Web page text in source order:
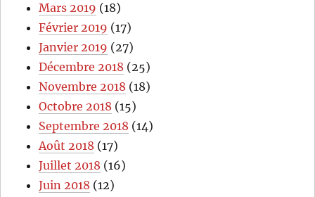
Mars 2019 (18)
Février 2019 (17)
Janvier 2019 (27)
Décembre 2018 (25)
Novembre 2018 (18)
Octobre 2018 (15)
Septembre 2018 (14)
Août 2018 (17)
Juillet 2018 (16)
Juin 2018 (12)